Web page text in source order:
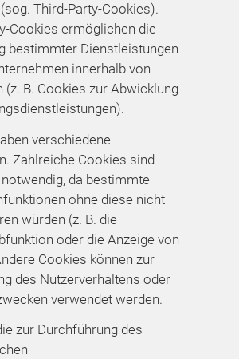
Third-Party-Cookies).
Cookies ermöglichen die
bestimmter Dienstleistungen
innerhalb von
(z. B. Cookies zur Abwicklung
verschiedene
Zahlreiche Cookies sind
da bestimmte
ohne diese nicht
würden (z. B. die
oder die Anzeige von
Cookies können zur
des Nutzerverhaltens oder
verwendet werden.
zur Durchführung des